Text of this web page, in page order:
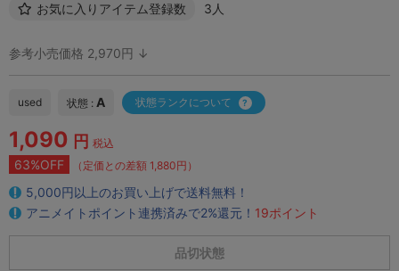
お気に入りアイテム登録数 3人
参考小売価格 2,970円 ↓
used 状態 : A 状態ランクについて
1,090 円 税込
63%OFF （定価との差額 1,880円）
5,000円以上のお買い上げで送料無料！
アニメイトポイント連携済みで2%還元！ 19ポイント
品切状態